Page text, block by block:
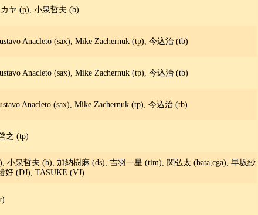
ヤ (p), 小泉哲夫 (b)
Anacleto (sax), Mike Zachernuk (tp), 今込治 (tb)
Anacleto (sax), Mike Zachernuk (tp), 今込治 (tb)
Anacleto (sax), Mike Zachernuk (tp), 今込治 (tb)
之 (tp)
泉哲夫 (b), 加納樹麻 (ds), 吉羽一星 (tim), 関弘太 (bata,cga), 早坂紗
好 (DJ), TASUKE (VJ)